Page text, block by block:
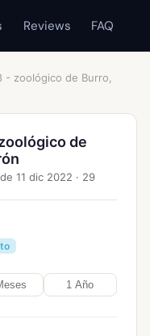
Reviews FAQ
- zoológico de Burro,
de
11 dic 2022 · 29
1 Año